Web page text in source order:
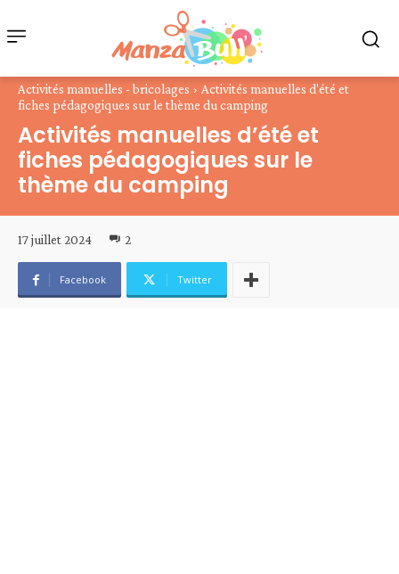
Activités manuelles - bricolages
Activités manuelles d'été et
fiches pédagogiques sur le thème du camping
Activités manuelles d’été et
fiches pédagogiques sur le
thème du camping
17 juillet 2024 2
Facebook Twitter